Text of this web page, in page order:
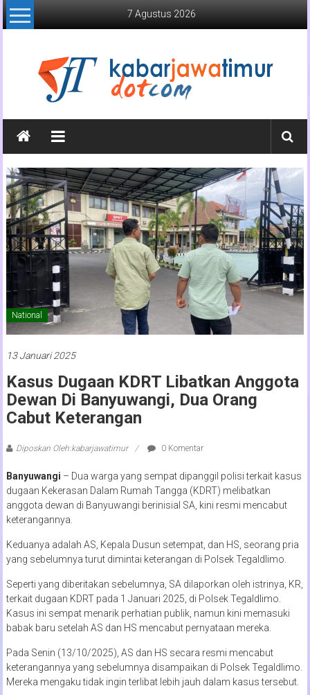
Lompat
ke
7 Agustus 2026
Kabar
Jawa
Timur
Media
Online
Jawa
Timur
National
13 Januari 2025
Kasus Dugaan KDRT Libatkan Anggota
Dewan Di Banyuwangi, Dua Orang
Cabut Keterangan
Diposkan Oleh:kabarjawatimur 0 Komentar
Banyuwangi – Dua warga yang sempat dipanggil polisi terkait kasus
dugaan Kekerasan Dalam Rumah Tangga (KDRT) melibatkan
anggota dewan di Banyuwangi berinisial SA, kini resmi mencabut
keterangannya.
Keduanya adalah AS, Kepala Dusun setempat, dan HS, seorang pria
yang sebelumnya turut dimintai keterangan di Polsek Tegaldlimo.
Seperti yang diberitakan sebelumnya, SA dilaporkan oleh istrinya, KR,
terkait dugaan KDRT pada 1 Januari 2025, di Polsek Tegaldlimo.
Kasus ini sempat menarik perhatian publik, namun kini memasuki
babak baru setelah AS dan HS mencabut pernyataan mereka.
Pada Senin (13/10/2025), AS dan HS secara resmi mencabut
keterangannya yang sebelumnya disampaikan di Polsek Tegaldlimo.
Mereka mengaku tidak ingin terlibat lebih jauh dalam kasus tersebut.